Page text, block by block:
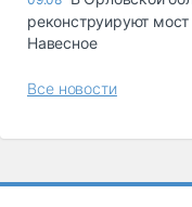
реконструируют
Навесное
Все новости